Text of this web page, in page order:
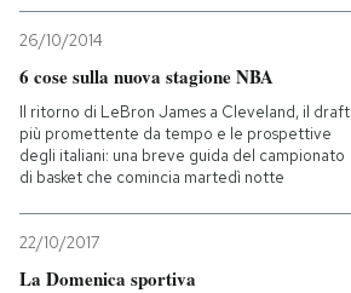
AREA PERSONALE
Entra
26/10/2014
6 cose sulla nuova stagione NBA
Il ritorno di LeBron James a Cleveland, il draft
più promettente da tempo e le prospettive
degli italiani: una breve guida del campionato
di basket che comincia martedì notte
22/10/2017
La Domenica sportiva